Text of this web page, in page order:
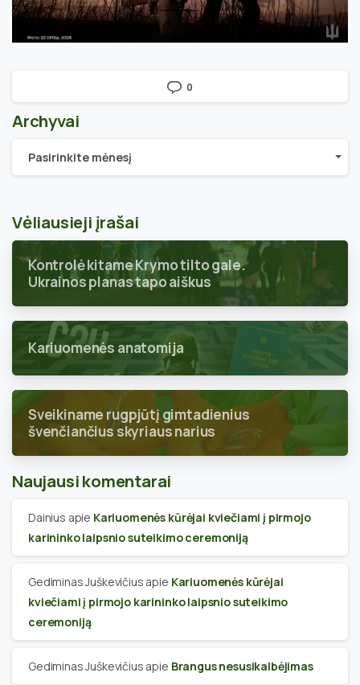
0
Archyvai
Archyvai
Pasirinkite mėnesį
Vėliausieji įrašai
Kontrolė kitame Krymo tilto gale.
Ukrainos planas tapo aiškus
Kariuomenės anatomija
Sveikiname rugpjūtį gimtadienius
švenčiančius skyriaus narius
Naujausi komentarai
Dainius apie Kariuomenės kūrėjai kviečiami į pirmojo
karininko laipsnio suteikimo ceremoniją
Gediminas Juškevičius apie Kariuomenės kūrėjai
kviečiami į pirmojo karininko laipsnio suteikimo
ceremoniją
Gediminas Juškevičius apie Brangus nesusikalbėjimas